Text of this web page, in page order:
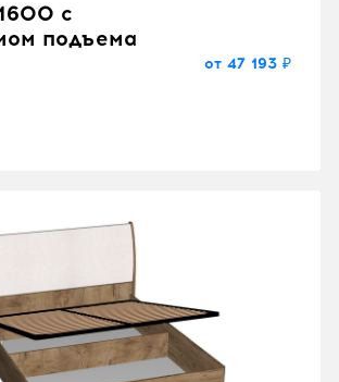
с
подъема
от 47 193 ₽